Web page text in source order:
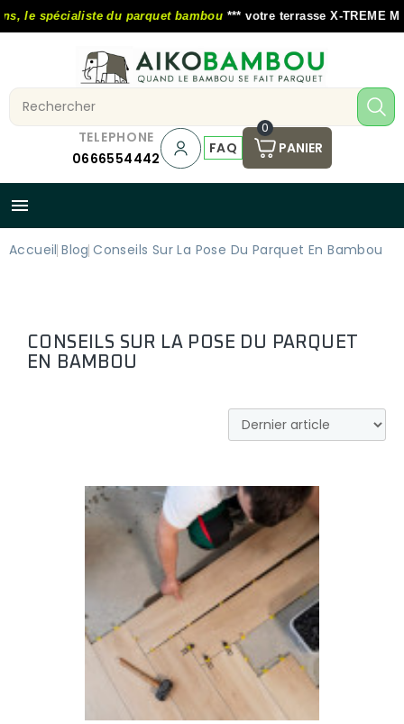
le spécialiste du parquet bambou*** votre terrasse X-TREME
TELEPHONE
0666554442
FAQ
0
PANIER

Accueil Blog Conseils Sur La Pose Du Parquet En Bambou
CONSEILS SUR LA POSE DU PARQUET
EN BAMBOU